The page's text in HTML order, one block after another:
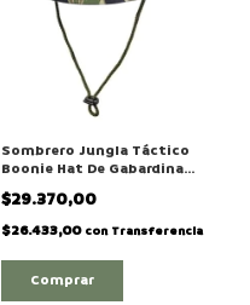
Sombrero Jungla Táctico
Boonie Hat De Gabardina
Camuflado Tiger
$29.370,00
$26.433,00 con Transferencia
Comprar